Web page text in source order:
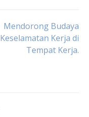
Mendorong Budaya
Keselamatan Kerja di
Tempat Kerja.